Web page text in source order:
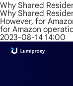
Why Shared
Why Shared
However, for
for Amazon
2023-08-14 14:00